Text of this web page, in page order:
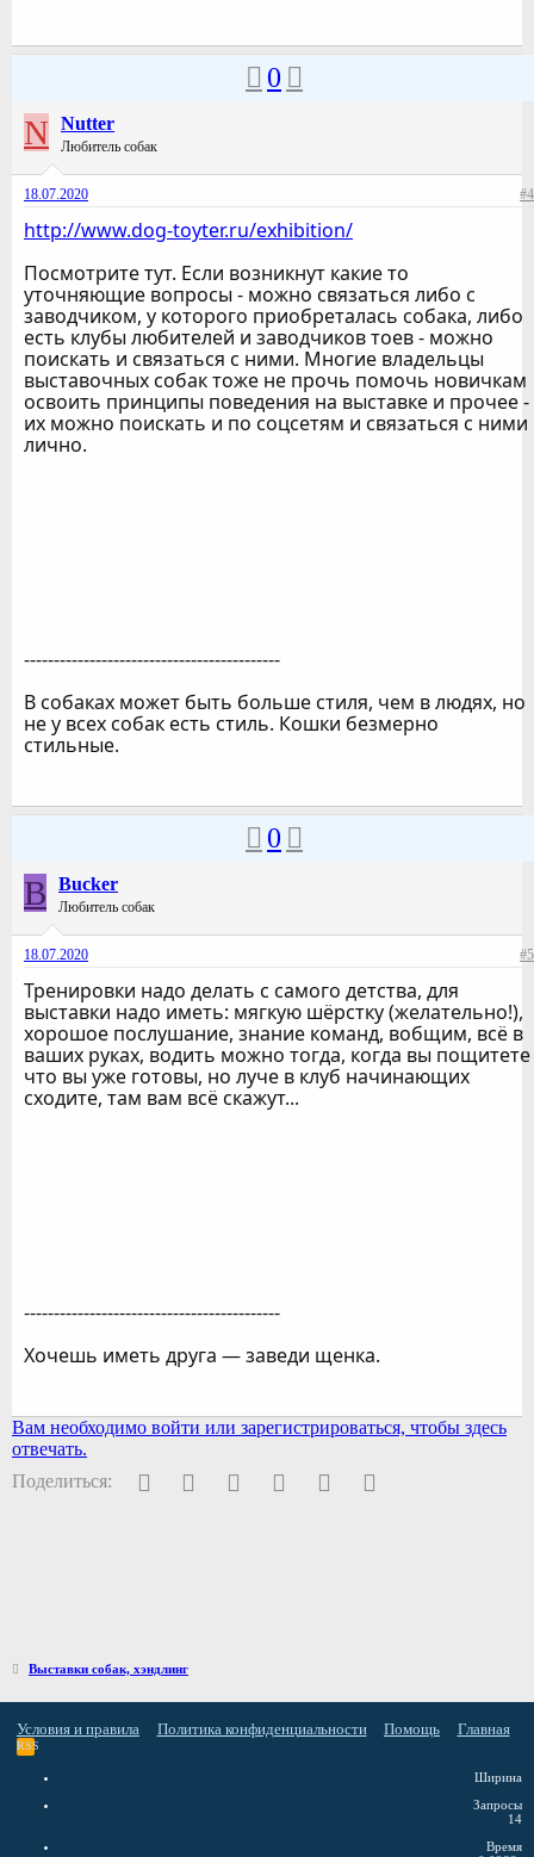
0
N Nutter
Любитель собак
18.07.2020 #4
http://www.dog-toyter.ru/exhibition/
Посмотрите тут. Если возникнут какие то
уточняющие вопросы - можно связаться либо с
заводчиком, у которого приобреталась собака, либо
есть клубы любителей и заводчиков тоев - можно
поискать и связаться с ними. Многие владельцы
выставочных собак тоже не прочь помочь новичкам
освоить принципы поведения на выставке и прочее -
их можно поискать и по соцсетям и связаться с ними
лично.
-------------------------------------------
В собаках может быть больше стиля, чем в людях, но
не у всех собак есть стиль. Кошки безмерно
стильные.
0
B Bucker
Любитель собак
18.07.2020 #5
Тренировки надо делать с самого детства, для
выставки надо иметь: мягкую шёрстку (желательно!),
хорошое послушание, знание команд, вобщим, всё в
ваших руках, водить можно тогда, когда вы пощитете
что вы уже готовы, но луче в клуб начинающих
сходите, там вам всё скажут...
-------------------------------------------
Хочешь иметь друга — заведи щенка.
Вам необходимо войти или зарегистрироваться, чтобы здесь
отвечать.
Поделиться:
FacebookTwitter PinterestWhatsAppЭлектронная почта
Выставки собак, хэндлинг
Условия и правила Политика конфиденциальности Помощь Главная
RSS
Ширина
Запросы
14
Время